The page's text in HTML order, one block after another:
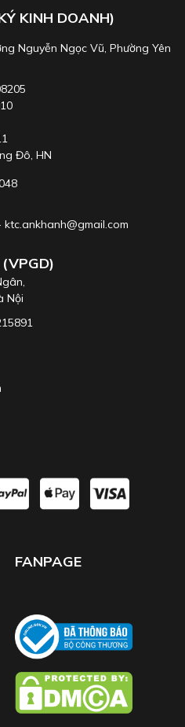
KINH DOANH)
Nguyễn Ngọc Vũ, Phường Yên
Đô, HN
Nội
FANPAGE